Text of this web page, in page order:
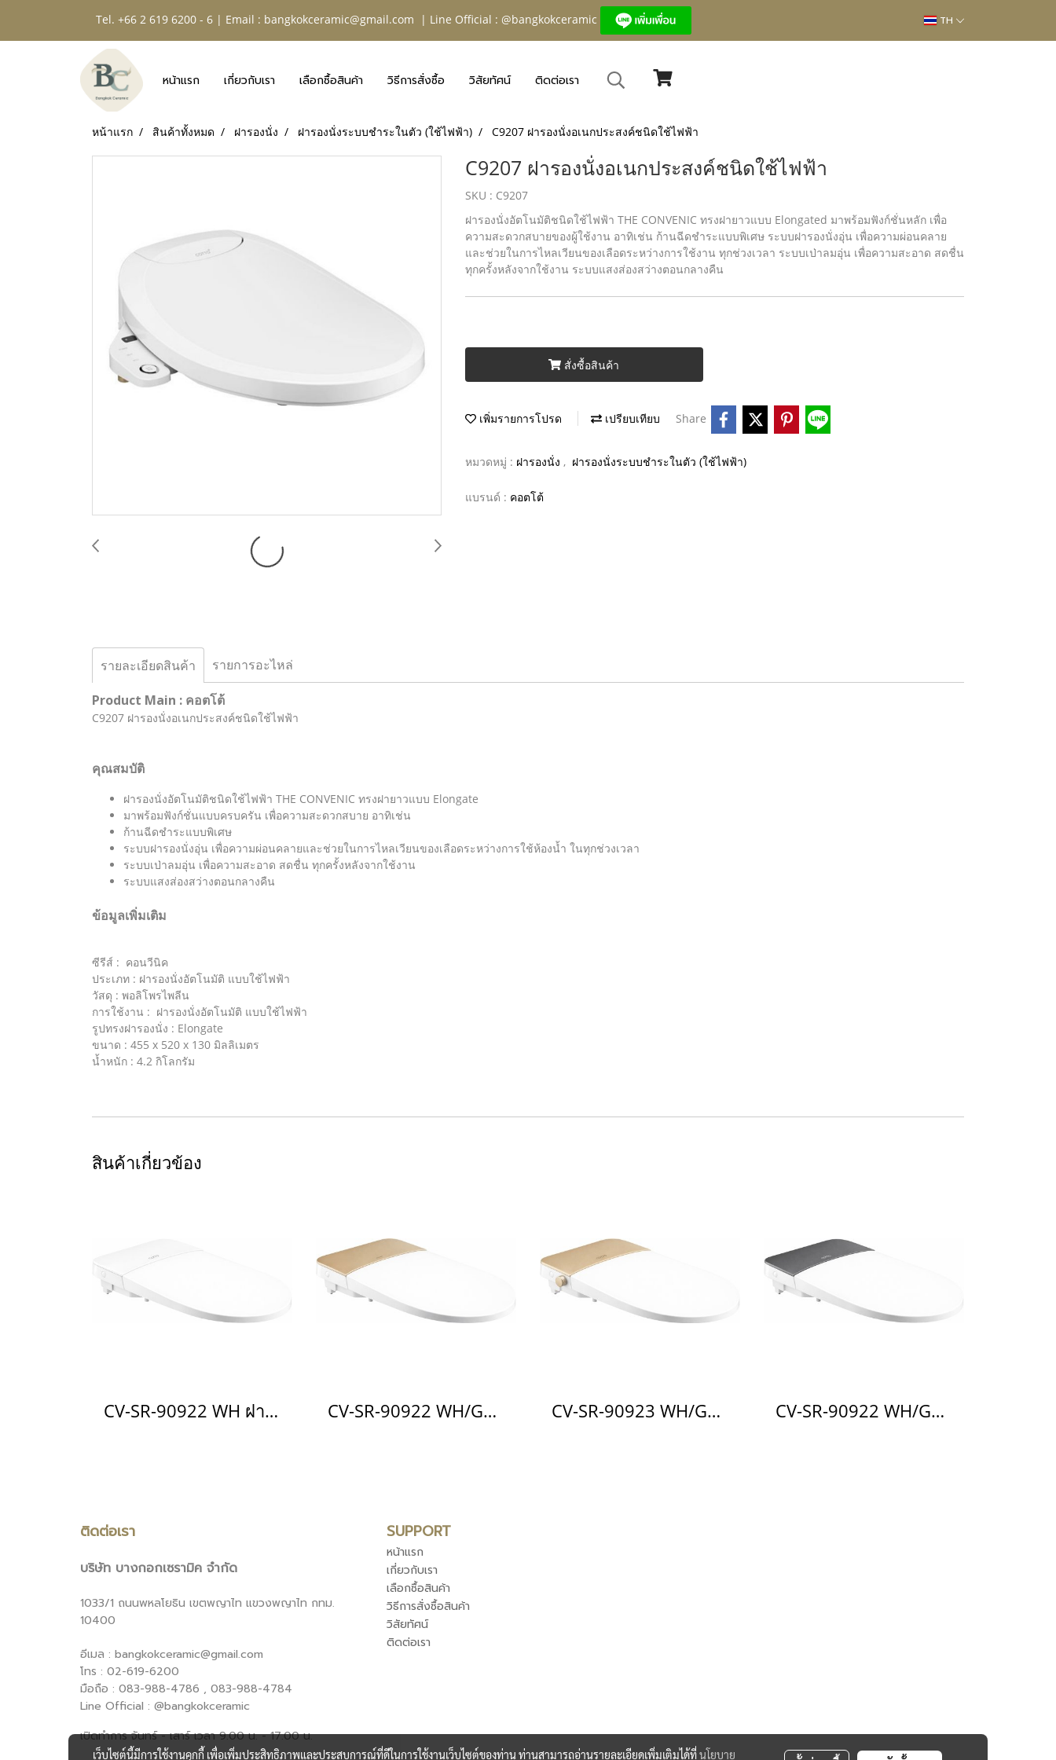
Tel. +66 2 619 6200 - 6 | Email : bangkokceramic@gmail.com | Line Official : @bangkokceramic TH
หน้าแรก เกี่ยวกับเรา เลือกซื้อสินค้า วิธีการสั่งซื้อ วิสัยทัศน์ ติดต่อเรา
หน้าแรก สินค้าทั้งหมด ฝารองนั่ง ฝารองนั่งระบบชำระในตัว (ใช้ไฟฟ้า) C9207 ฝารองนั่งอเนกประสงค์ชนิดใช้ไฟฟ้า
C9207 ฝารองนั่งอเนกประสงค์ชนิดใช้ไฟฟ้า
SKU : C9207
ฝารองนั่งอัตโนมัติชนิดใช้ไฟฟ้า THE CONVENIC ทรงฝายาวแบบ Elongated มาพร้อมฟังก์ชั่นหลัก เพื่อ
ความสะดวกสบายของผู้ใช้งาน อาทิเช่น ก้านฉีดชำระแบบพิเศษ ระบบฝารองนั่งอุ่น เพื่อความผ่อนคลาย
และช่วยในการไหลเวียนของเลือดระหว่างการใช้งาน ทุกช่วงเวลา ระบบเป่าลมอุ่น เพื่อความสะอาด สดชื่น
ทุกครั้งหลังจากใช้งาน ระบบแสงส่องสว่างตอนกลางคืน
สั่งซื้อสินค้า
เพิ่มรายการโปรด เปรียบเทียบ Share
หมวดหมู่ : ฝารองนั่ง , ฝารองนั่งระบบชำระในตัว (ใช้ไฟฟ้า)
แบรนด์ : คอตโต้
รายละเอียดสินค้า รายการอะไหล่
Product Main : คอตโต้
C9207 ฝารองนั่งอเนกประสงค์ชนิดใช้ไฟฟ้า
คุณสมบัติ
ฝารองนั่งอัตโนมัติชนิดใช้ไฟฟ้า THE CONVENIC ทรงฝายาวแบบ Elongate
มาพร้อมฟังก์ชั่นแบบครบครัน เพื่อความสะดวกสบาย อาทิเช่น
ก้านฉีดชำระแบบพิเศษ
ระบบฝารองนั่งอุ่น เพื่อความผ่อนคลายและช่วยในการไหลเวียนของเลือดระหว่างการใช้ห้องน้ำ ในทุกช่วงเวลา
ระบบเป่าลมอุ่น เพื่อความสะอาด สดชื่น ทุกครั้งหลังจากใช้งาน
ระบบแสงส่องสว่างตอนกลางคืน
ข้อมูลเพิ่มเติม
ซีรีส์ : คอนวีนิค
ประเภท : ฝารองนั่งอัตโนมัติ แบบใช้ไฟฟ้า
วัสดุ : พอลิโพรไพลีน
การใช้งาน : ฝารองนั่งอัตโนมัติ แบบใช้ไฟฟ้า
รูปทรงฝารองนั่ง : Elongate
ขนาด : 455 x 520 x 130 มิลลิเมตร
น้ำหนัก : 4.2 กิโลกรัม
สินค้าเกี่ยวข้อง
CV-SR-90922 WH ฝารองนั่งอัตโนมัติ แบบใช้ไฟฟ้า รุ่น Klirr Pro CV-SR-90922 WH/GR ฝารองนั่งอัตโนมัติ แบบใช้ไฟฟ้า รุ่น Klirr Pro CV-SR-90923 WH/GR ฝารองนั่งอัตโนมัติ แบบใช้ไฟฟ้า รุ่น Klirr ULTRA CV-SR-90922 WH/GG ฝารองนั่งอัตโนมัติ แบบใช้ไฟฟ้า รุ่น Klirr Pro
ติดต่อเรา
บริษัท บางกอกเซรามิค จำกัด
1033/1 ถนนพหลโยธิน เขตพญาไท แขวงพญาไท กทม.
10400
อีเมล : bangkokceramic@gmail.com
โทร : 02-619-6200
มือถือ : 083-988-4786 , 083-988-4784
Line Official : @bangkokceramic
เปิดทำการ จันทร์ - เสาร์ เวลา 9.00 น. - 17.00 น.
SUPPORT
หน้าแรก
เกี่ยวกับเรา
เลือกซื้อสินค้า
วิธีการสั่งซื้อสินค้า
วิสัยทัศน์
ติดต่อเรา
เว็บไซต์นี้มีการใช้งานคุกกี้ เพื่อเพิ่มประสิทธิภาพและประสบการณ์ที่ดีในการใช้งานเว็บไซต์ของท่าน ท่านสามารถอ่านรายละเอียดเพิ่มเติมได้ที่นโยบาย